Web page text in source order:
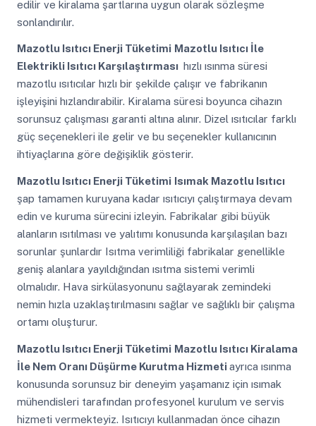
edilir ve kiralama şartlarına uygun olarak sözleşme
sonlandırılır.
Mazotlu Isıtıcı Enerji Tüketimi Mazotlu Isıtıcı İle
Elektrikli Isıtıcı Karşılaştırması hızlı ısınma süresi
mazotlu ısıtıcılar hızlı bir şekilde çalışır ve fabrikanın
işleyişini hızlandırabilir. Kiralama süresi boyunca cihazın
sorunsuz çalışması garanti altına alınır. Dizel ısıtıcılar farklı
güç seçenekleri ile gelir ve bu seçenekler kullanıcının
ihtiyaçlarına göre değişiklik gösterir.
Mazotlu Isıtıcı Enerji Tüketimi Isımak Mazotlu Isıtıcı
şap tamamen kuruyana kadar ısıtıcıyı çalıştırmaya devam
edin ve kuruma sürecini izleyin. Fabrikalar gibi büyük
alanların ısıtılması ve yalıtımı konusunda karşılaşılan bazı
sorunlar şunlardır Isıtma verimliliği fabrikalar genellikle
geniş alanlara yayıldığından ısıtma sistemi verimli
olmalıdır. Hava sirkülasyonunu sağlayarak zemindeki
nemin hızla uzaklaştırılmasını sağlar ve sağlıklı bir çalışma
ortamı oluşturur.
Mazotlu Isıtıcı Enerji Tüketimi Mazotlu Isıtıcı Kiralama
İle Nem Oranı Düşürme Kurutma Hizmetiayrıca ısınma
konusunda sorunsuz bir deneyim yaşamanız için ısımak
mühendisleri tarafından profesyonel kurulum ve servis
hizmeti vermekteyiz. Isıtıcıyı kullanmadan önce cihazın